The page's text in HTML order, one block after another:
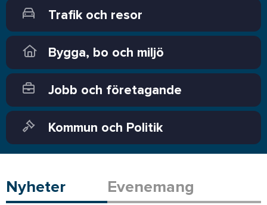
Trafik och resor
Bygga, bo och miljö
Jobb och företagande
Kommun och Politik
Nyheter Evenemang